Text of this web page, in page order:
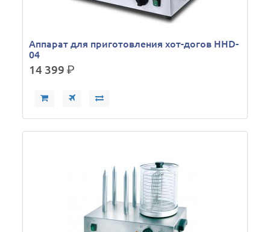
Аппарат для приготовления хот-догов HHD-
04
14 399р.